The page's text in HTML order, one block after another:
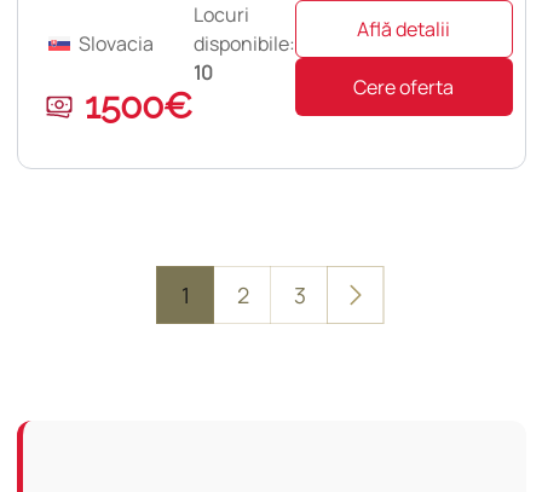
Slovacia
Locuri
disponibile:
10
1500€
Află detalii
Cere oferta
1 2 3